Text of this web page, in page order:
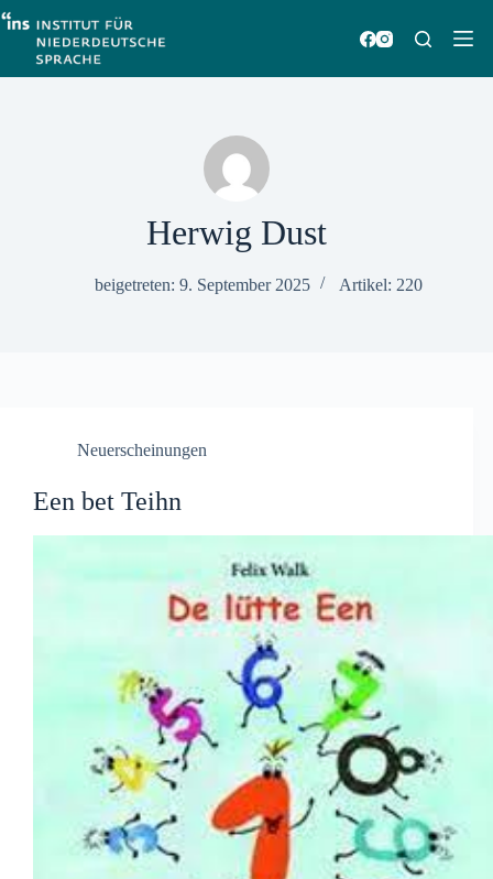
Zum
Inhalt
springen
Herwig Dust
beigetreten: 9. September 2025 Artikel: 220
Neuerscheinungen
Een bet Teihn